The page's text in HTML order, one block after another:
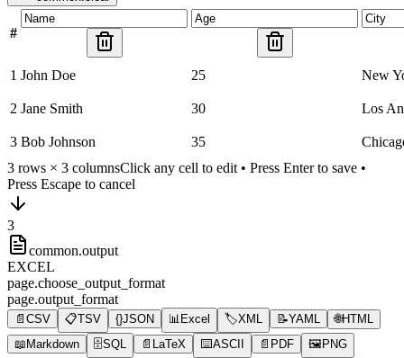
#
1 John Doe 25 New
2 Jane Smith 30 Los
3 Bob Johnson 35
3 rows × 3 columnsClick any cell to edit • Press Enter to save •
Press Escape to cancel
3
common.output
EXCEL
page.choose_output_format
page.output_format
📄 CSV 📋TSV {}JSON 📊 Excel 🏷️XML 📝YAML 🌐HTML
📖 Markdown 🗄️SQL 📄 LaTeX ⌨️ASCII 📄 PDF 🖼️ PNG